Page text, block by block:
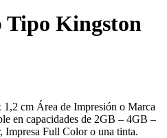
Tipo Kingston
cm Área de Impresión o Marca
en capacidades de 2GB – 4GB –
Impresa Full Color o una tinta.